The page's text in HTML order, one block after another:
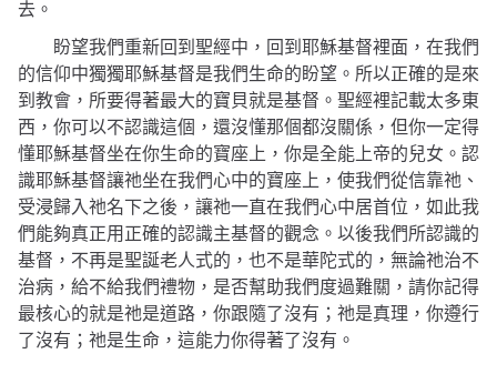
去。
盼望我們重新回到聖經中，回到耶穌基督裡面，在我們
的信仰中獨獨耶穌基督是我們生命的盼望。所以正確的是來
到教會，所要得著最大的寶貝就是基督。聖經裡記載太多東
西，你可以不認識這個，還沒懂那個都沒關係，但你一定得
懂耶穌基督坐在你生命的寶座上，你是全能上帝的兒女。認
識耶穌基督讓祂坐在我們心中的寶座上，使我們從信靠祂、
受浸歸入祂名下之後，讓祂一直在我們心中居首位，如此我
們能夠真正用正確的認識主基督的觀念。以後我們所認識的
基督，不再是聖誕老人式的，也不是華陀式的，無論祂治不
治病，給不給我們禮物，是否幫助我們度過難關，請你記得
最核心的就是祂是道路，你跟隨了沒有；祂是真理，你遵行
了沒有；祂是生命，這能力你得著了沒有。